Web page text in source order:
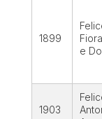
1899
e
1903